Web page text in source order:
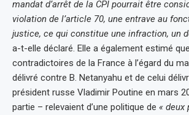
mandat d’arrêt de la CPI pourrait être
violation de l’article 70, une entrave au
justice, ce qui constitue une infraction, un
a-t-elle déclaré. Elle a également estimé
contradictoires de la France à l’égard du
délivré contre B. Netanyahu et de celui
président russe Vladimir Poutine en mars
partie – relevaient d’une politique de « deux